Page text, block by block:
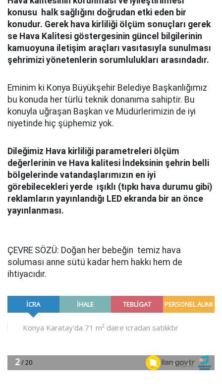
konusu halk sağlığını doğrudan etki eden bir
konudur. Gerek hava kirliliği ölçüm sonuçları gerek
se Hava Kalitesi göstergesinin güncel bilgilerinin
kamuoyuna iletişim araçları vasıtasıyla sunulması
şehrimizi yönetenlerin sorumlulukları arasındadır.
Eminim ki Konya Büyükşehir Belediye Başkanlığımız
bu konuda her türlü teknik donanıma sahiptir. Bu
konuyla uğraşan Başkan ve Müdürlerimizin de iyi
niyetinde hiç şüphemiz yok.
Dileğimiz Hava kirliliği parametreleri ölçüm
değerlerinin ve Hava kalitesi İndeksinin şehrin belli
bölgelerinde vatandaşlarımızın en iyi
görebilecekleri yerde ışıklı (tıpkı hava durumu gibi)
reklamların yayınlandığı LED ekranda bir an önce
yayınlanması.
ÇEVRE SÖZÜ: Doğan her bebeğin temiz hava
soluması anne sütü kadar hem hakkı hem de
ihtiyacıdır.